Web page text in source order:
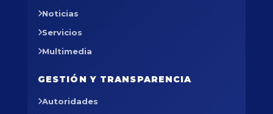
Noticias
Servicios
Multimedia
GESTIÓN Y TRANSPARENCIA
Autoridades